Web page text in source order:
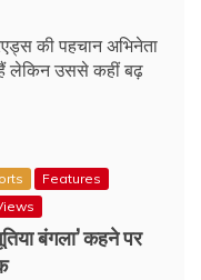
की पहचान अभिनेता
हैं लेकिन उससे कहीं बढ़
Features
बंगला’ कहने पर